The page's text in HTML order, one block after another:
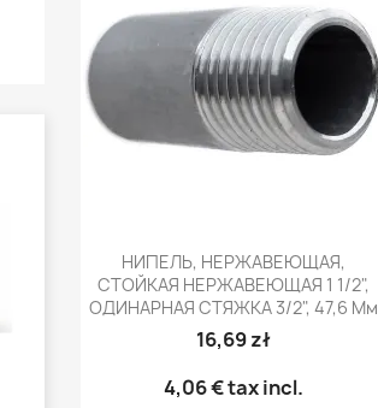
destylatora na 230V
Быстрый просмотр
НИПЕЛЬ, НЕРЖАВЕЮЩАЯ,
СТОЙКАЯ НЕРЖАВЕЮЩАЯ 1 1/2",
ОДИНАРНАЯ СТЯЖКА 3/2", 47,6 Мм
16,69 zł
4,06 €tax incl.